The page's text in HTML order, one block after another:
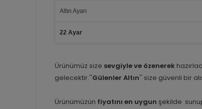
Altın Ayarı
22 Ayar
Ürünümüz size sevgiyle ve özenerek
gelecektir.''Gülenler Altın'' size güvenli bir
Ürünümüzün fiyatını en uygun şekilde